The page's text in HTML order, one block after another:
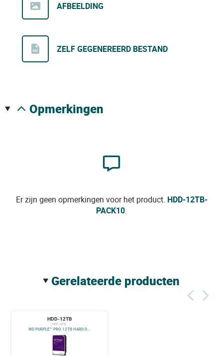
AFBEELDING
ZELF GEGENEREERD BESTAND
opmerkingen
Er zijn geen opmerkingen voor het product. HDD-12TB-
PACK10.
gerelateerde producten
HDD-12TB
HDD-12TB
WD PURPLE™ PRO 12TB HARD D...